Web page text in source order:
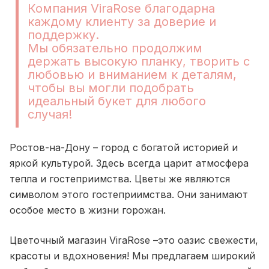
Компания ViraRose благодарна
каждому клиенту за доверие и
поддержку.
Мы обязательно продолжим
держать высокую планку, творить с
любовью и вниманием к деталям,
чтобы вы могли подобрать
идеальный букет для любого
случая!
Ростов-на-Дону – город с богатой историей и
яркой культурой. Здесь всегда царит атмосфера
тепла и гостеприимства. Цветы же являются
символом этого гостеприимства. Они занимают
особое место в жизни горожан.
Цветочный магазин ViraRose –это оазис свежести,
красоты и вдохновения! Мы предлагаем широкий